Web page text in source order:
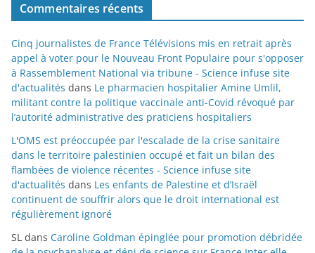
Commentaires récents
Cinq journalistes de France Télévisions mis en retrait après
appel à voter pour le Nouveau Front Populaire pour s'opposer
à Rassemblement National via tribune - Science infuse site
d'actualités dans Le pharmacien hospitalier Amine Umlil,
militant contre la politique vaccinale anti-Covid révoqué par
l’autorité administrative des praticiens hospitaliers
L'OMS est préoccupée par l'escalade de la crise sanitaire
dans le territoire palestinien occupé et fait un bilan des
flambées de violence récentes - Science infuse site
d'actualités dans Les enfants de Palestine et d’Israël
continuent de souffrir alors que le droit international est
régulièrement ignoré
SL dans Caroline Goldman épinglée pour promotion débridée